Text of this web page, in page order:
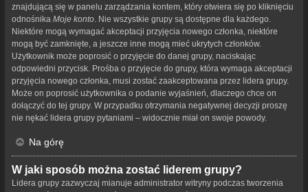
znajdującą się w panelu zarządzania kontem, który otwiera się po kliknięciu
odnośnika Moje konto . Nie wszystkie grupy są dostępne dla każdego.
Niektóre mogą wymagać akceptacji przyjęcia nowego członka, niektóre
mogą być zamknięte, a jeszcze inne mogą mieć ukrytych członków.
Użytkownik może poprosić o przyjęcie do danej grupy, naciskając
odpowiedni przycisk. Prośba o przyjęcie do grupy, która wymaga akceptacji
przyjęcia nowego członka, musi zostać zaakceptowana przez lidera grupy.
Może on poprosić użytkownika o podanie wyjaśnień, dlaczego chce on
dołączyć do tej grupy. W przypadku otrzymania negatywnej decyzji proszę
nie nękać lidera grupy pytaniami – widocznie miał on swoje powody.
Na górę
W jaki sposób można zostać liderem grupy?
Lidera grupy zazwyczaj mianuje administrator witryny podczas tworzenia